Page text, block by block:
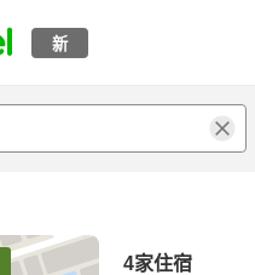
新
4家住宿